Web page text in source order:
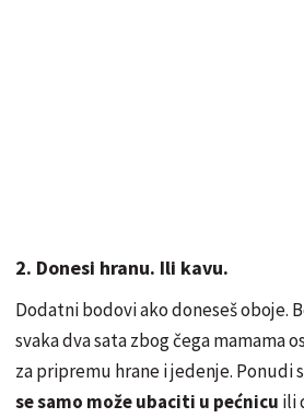
2. Donesi hranu. Ili kavu.
Dodatni bodovi ako doneseš oboje.
svaka dva sata zbog čega mamama
za pripremu hrane i jedenje. Ponudi
se samo može ubaciti u pećnicu ili